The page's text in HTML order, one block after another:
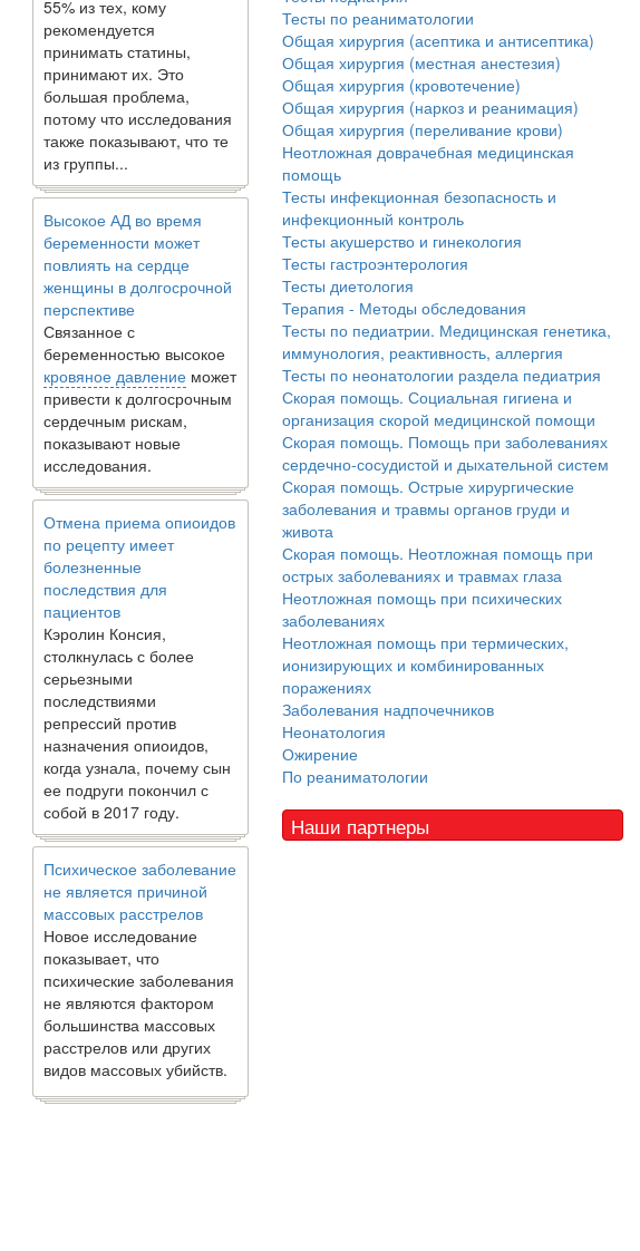
55% из тех, кому
рекомендуется
принимать статины,
принимают их. Это
большая проблема,
потому что исследования
также показывают, что те
из группы...
Высокое АД во время
беременности может
повлиять на сердце
женщины в долгосрочной
перспективе
Связанное с
беременностью высокое
кровяное давление может
привести к долгосрочным
сердечным рискам,
показывают новые
исследования.
Отмена приема опиоидов
по рецепту имеет
болезненные
последствия для
пациентов
Кэролин Консия,
столкнулась с более
серьезными
последствиями
репрессий против
назначения опиоидов,
когда узнала, почему сын
ее подруги покончил с
собой в 2017 году.
Психическое заболевание
не является причиной
массовых расстрелов
Новое исследование
показывает, что
психические заболевания
не являются фактором
большинства массовых
расстрелов или других
видов массовых убийств.
Тесты по реаниматологии
Общая хирургия (асептика и антисептика)
Общая хирургия (местная анестезия)
Общая хирургия (кровотечение)
Общая хирургия (наркоз и реанимация)
Общая хирургия (переливание крови)
Неотложная доврачебная медицинская
помощь
Тесты инфекционная безопасность и
инфекционный контроль
Тесты акушерство и гинекология
Тесты гастроэнтерология
Тесты диетология
Терапия - Методы обследования
Тесты по педиатрии. Медицинская генетика,
иммунология, реактивность, аллергия
Тесты по неонатологии раздела педиатрия
Скорая помощь. Социальная гигиена и
организация скорой медицинской помощи
Скорая помощь. Помощь при заболеваниях
сердечно-сосудистой и дыхательной систем
Скорая помощь. Острые хирургические
заболевания и травмы органов груди и
живота
Скорая помощь. Неотложная помощь при
острых заболеваниях и травмах глаза
Неотложная помощь при психических
заболеваниях
Неотложная помощь при термических,
ионизирующих и комбинированных
поражениях
Заболевания надпочечников
Неонатология
Ожирение
По реаниматологии
Наши партнеры